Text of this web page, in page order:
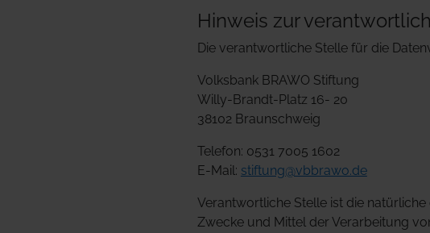
Hinweis zur
Die verantwortliche Stelle für die
Volksbank BRAWO Stiftung
Willy-Brandt-Platz 16- 20
38102 Braunschweig
Telefon: 0531 7005 1602
E-Mail: stiftung@vbbrawo.de
Verantwortliche Stelle ist die
Zwecke und Mittel der Verarbeitung